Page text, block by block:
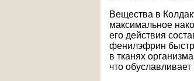
Вещества в
максимальное
его действия
фенилэфрин
в тканях
что